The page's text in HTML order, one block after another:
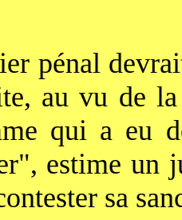
pénal
au vu de
qui a eu
estime un
sa